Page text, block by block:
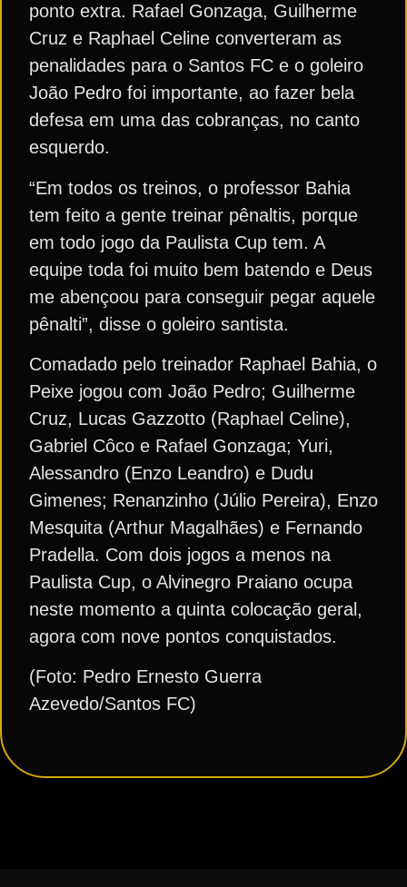
ponto extra. Rafael Gonzaga, Guilherme
Cruz e Raphael Celine converteram as
penalidades para o Santos FC e o goleiro
João Pedro foi importante, ao fazer bela
defesa em uma das cobranças, no canto
esquerdo.
“Em todos os treinos, o professor Bahia
tem feito a gente treinar pênaltis, porque
em todo jogo da Paulista Cup tem. A
equipe toda foi muito bem batendo e Deus
me abençoou para conseguir pegar aquele
pênalti”, disse o goleiro santista.
Comadado pelo treinador Raphael Bahia, o
Peixe jogou com João Pedro; Guilherme
Cruz, Lucas Gazzotto (Raphael Celine),
Gabriel Côco e Rafael Gonzaga; Yuri,
Alessandro (Enzo Leandro) e Dudu
Gimenes; Renanzinho (Júlio Pereira), Enzo
Mesquita (Arthur Magalhães) e Fernando
Pradella. Com dois jogos a menos na
Paulista Cup, o Alvinegro Praiano ocupa
neste momento a quinta colocação geral,
agora com nove pontos conquistados.
(Foto: Pedro Ernesto Guerra
Azevedo/Santos FC)